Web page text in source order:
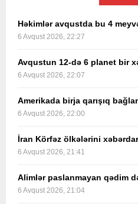
Həkimlər avqustda bu 4
6 Avqust 2026, 22:27
Avqustun 12-də 6 planet bir
6 Avqust 2026, 22:07
Amerikada birja qarışıq
6 Avqust 2026, 22:00
İran Körfəz ölkələrini
6 Avqust 2026, 21:41
Alimlər paslanmayan qədim
6 Avqust 2026, 21:04